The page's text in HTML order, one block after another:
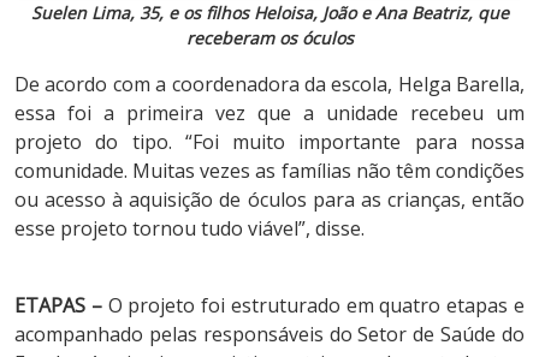
Suelen Lima, 35, e os filhos Heloisa, João e Ana Beatriz, que
receberam os óculos
De acordo com a coordenadora da escola, Helga Barella,
essa foi a primeira vez que a unidade recebeu um
projeto do tipo. “Foi muito importante para nossa
comunidade. Muitas vezes as famílias não têm condições
ou acesso à aquisição de óculos para as crianças, então
esse projeto tornou tudo viável”, disse.
ETAPAS –O projeto foi estruturado em quatro etapas e
acompanhado pelas responsáveis do Setor de Saúde do